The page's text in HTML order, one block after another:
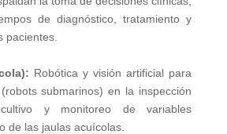
de diagnóstico, tratamiento y
pacientes.
Robótica y visión artificial para
submarinos) en la inspección
y monitoreo de variables
de las jaulas acuícolas.